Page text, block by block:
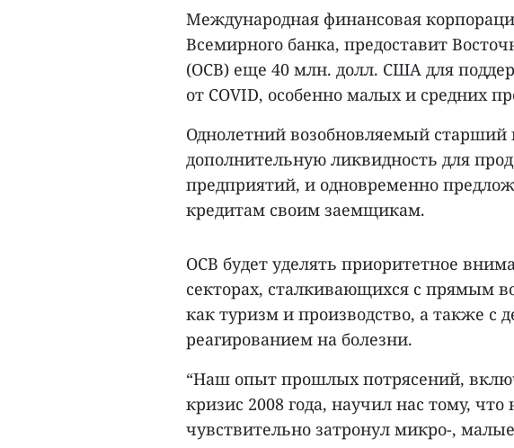
Международная финансовая
Всемирного банка, предоставит
(OCB) еще 40 млн. долл. США для
от COVID, особенно малых и средних
Однолетний возобновляемый старший
дополнительную ликвидность для
предприятий, и одновременно
кредитам своим заемщикам.
OCB будет уделять приоритетное
секторах, сталкивающихся с прямым
как туризм и производство, а также с
реагированием на болезни.
“Наш опыт прошлых потрясений,
кризис 2008 года, научил нас тому,
чувствительно затронул микро-,